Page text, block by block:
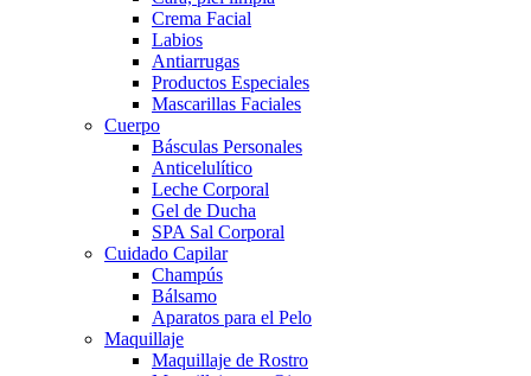
Crema Facial
Labios
Antiarrugas
Productos Especiales
Mascarillas Faciales
Cuerpo
Básculas Personales
Anticelulítico
Leche Corporal
Gel de Ducha
SPA Sal Corporal
Cuidado Capilar
Champús
Bálsamo
Aparatos para el Pelo
Maquillaje
Maquillaje de Rostro